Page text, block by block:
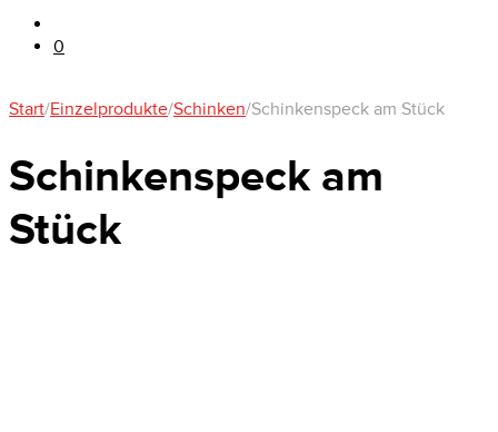
0
Start/Einzelprodukte/Schinken/Schinkenspeck am Stück
Schinkenspeck am
Stück